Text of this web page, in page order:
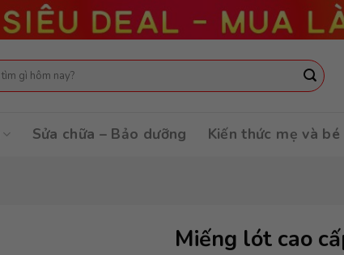
Sửa chữa – Bảo dưỡng Kiến thức mẹ và bé
Miếng lót cao